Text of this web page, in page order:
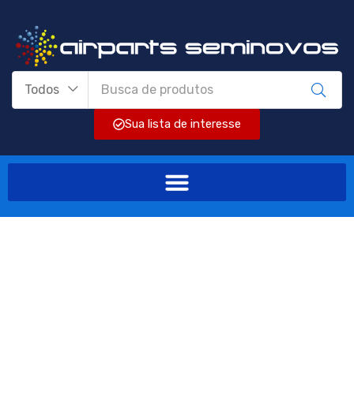
Todos
Sua lista de interesse